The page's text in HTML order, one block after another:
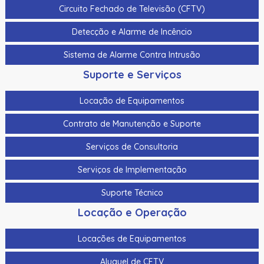
Cabo Para Cameras Mobile 4 Metros Hikvision Ds-
Cadastrador De Cartoes Hikvision Ds-K1F100-D8E Dupla
Frequencia 125Khz (Em) E 13,56Mhz (Mifare)
Cadastrador Impressao Digital Hikvision Ds-K1F820-F
Cartao De Memoria Hikvision Hs-Tf-H1I 32G
Cartao De Proximidade Rfid Hikvision Ds-K7M101-E0 Freq.
Cartao De Proximidade Rfid Hikvision Ds-Kem125 Em
Cartao De Proximidade Rfid Hikvision Fm11Rf08-M1 Mifare
Cartao De Proximidade Rfid Hikvision Frequencia Dupla
Mifare 13,56Mhz E Em 125Khz Em Pvc
Circuito Fechado de Televisão (CFTV)
Detecção e Alarme de Incêncio
Sistema de Alarme Contra Intrusão
Suporte e Serviços
Locação de Equipamentos
Contrato de Manutenção e Suporte
Serviços de Consultoria
Serviços de Implementação
Suporte Técnico
Locação e Operação
Locações de Equipamentos
Aluguel de CFTV